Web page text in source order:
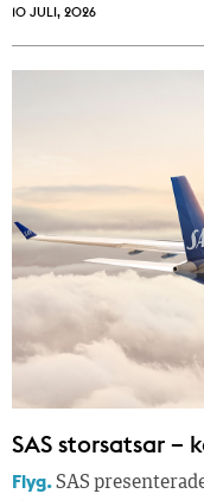
10 JULI, 2026
SAS storsatsar –
Flyg.SAS